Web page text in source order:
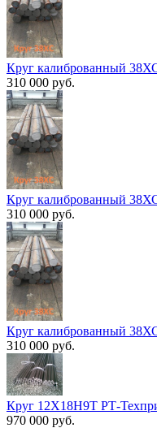
Круг калиброванный
310 000 руб.
Круг калиброванный
310 000 руб.
Круг калиброванный
310 000 руб.
Круг 12Х18Н9Т РТ-
970 000 руб.